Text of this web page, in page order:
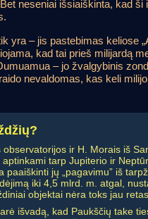
neseniai išsiaiškinta, kad ši
yra – jis pastebimas keliose
kad tai prieš milijardą
– jo žvalgybinis
nevaldomas, kas keli
ir H. Morais iš
aptinkami tarp Jupiterio ir
paaiškinti jų „pagavimu” iš
iki 4,5 mlrd. m. atgal,
objektai nėra toks jau
išvadą, kad Paukščių take